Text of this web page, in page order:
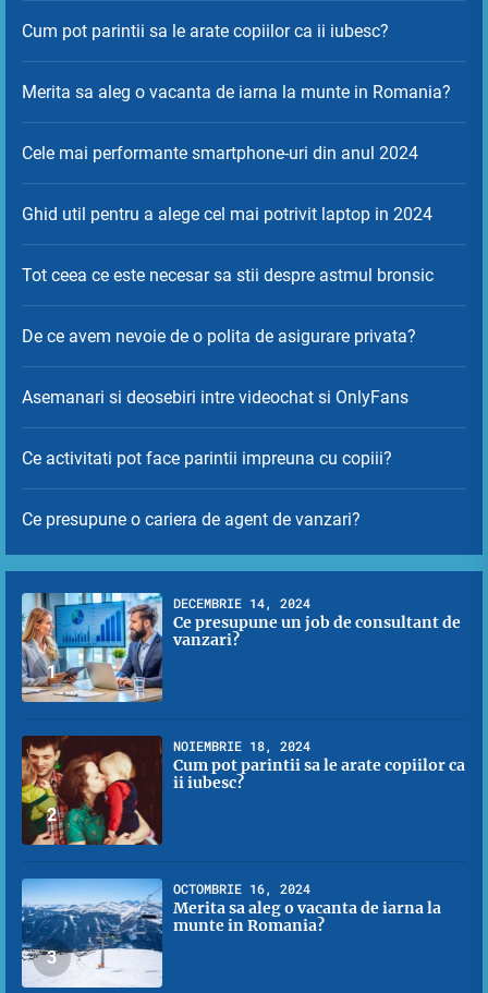
Cum pot parintii sa le arate copiilor ca ii iubesc?
Merita sa aleg o vacanta de iarna la munte in Romania?
Cele mai performante smartphone-uri din anul 2024
Ghid util pentru a alege cel mai potrivit laptop in 2024
Tot ceea ce este necesar sa stii despre astmul bronsic
De ce avem nevoie de o polita de asigurare privata?
Asemanari si deosebiri intre videochat si OnlyFans
Ce activitati pot face parintii impreuna cu copiii?
Ce presupune o cariera de agent de vanzari?
1
DECEMBRIE 14, 2024
Ce presupune un job de consultant de
vanzari?
2
NOIEMBRIE 18, 2024
Cum pot parintii sa le arate copiilor ca
ii iubesc?
3
OCTOMBRIE 16, 2024
Merita sa aleg o vacanta de iarna la
munte in Romania?